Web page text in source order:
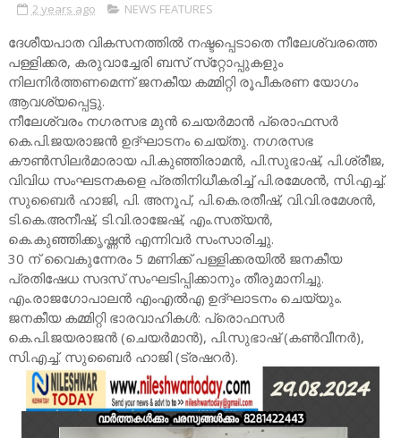
2 years ago NEWS FEATURES
ദേശീയപാത വികസനത്തിൽ നഷ്ടപ്പെടാതെ നീലേശ്വരത്തെ
പള്ളിക്കര, കരുവാച്ചേരി ബസ് സ്‌റ്റോപ്പുകളും
നിലനിർത്തണമെന്ന് ജനകീയ കമ്മിറ്റി രൂപീകരണ യോഗം
ആവശ്യപ്പെട്ടു.
നീലേശ്വരം നഗരസഭ മുൻ ചെയർമാൻ പ്രൊഫസർ
കെ.പി.ജയരാജൻ ഉദ്ഘാടനം ചെയ്തു. നഗരസഭ
കൗൺസിലർമാരായ പി.കുഞ്ഞിരാമൻ, പി.സുഭാഷ്, പി.ശ്രീജ,
വിവിധ സംഘടനകളെ പ്രതിനിധീകരിച്ച് പി.രമേശൻ, സി.എച്ച്.
സുബൈർ ഹാജി, പി. അനൂപ്, പി.കെ.രതീഷ്, വി.വി.രമേശൻ,
ടി.കെ.അനീഷ്, ടി.വി.രാജേഷ്, എം.സത്യൻ,
കെ.കുഞ്ഞിക്കൃഷ്ണൻ എന്നിവർ സംസാരിച്ചു.
30 ന് വൈകുന്നേരം 5 മണിക്ക് പള്ളിക്കരയിൽ ജനകീയ
പ്രതിഷേധ സദസ് സംഘടിപ്പിക്കാനും തീരുമാനിച്ചു.
എം.രാജഗോപാലൻ എംഎൽഎ ഉദ്ഘാടനം ചെയ്യും.
ജനകീയ കമ്മിറ്റി ഭാരവാഹികൾ: പ്രൊഫസർ
കെ.പി.ജയരാജൻ (ചെയർമാൻ), പി.സുഭാഷ് (കൺവീനർ),
സി.എച്ച്. സുബൈർ ഹാജി (ട്രഷറർ).